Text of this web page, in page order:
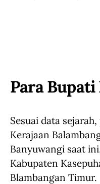
Para
Sesuai data
Kerajaan
Banyuwangi saat
Kabupaten
Blambangan Timur.